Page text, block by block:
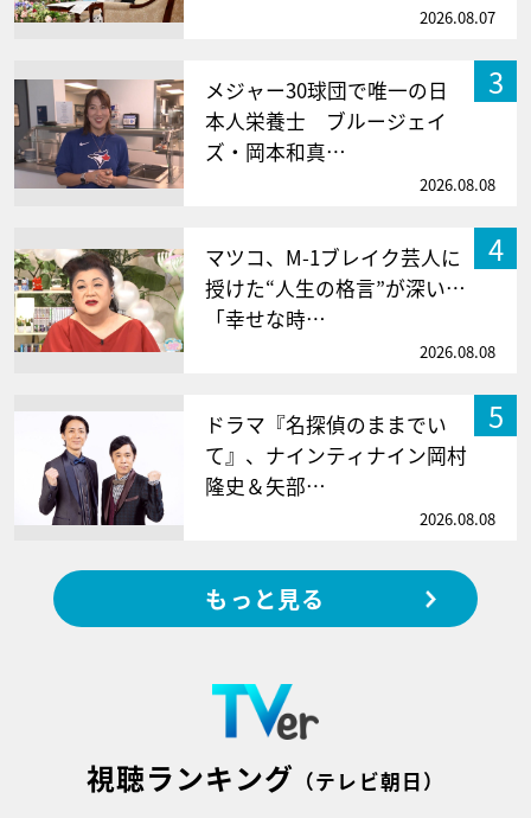
2026.08.07
3
メジャー30球団で唯一の日
本人栄養士 ブルージェイ
ズ・岡本和真…
2026.08.08
4
マツコ、M-1ブレイク芸人に
授けた“人生の格言”が深い…
「幸せな時…
2026.08.08
5
ドラマ『名探偵のままでい
て』、ナインティナイン岡村
隆史＆矢部…
2026.08.08
もっと見る
視聴ランキング （テレビ朝日）